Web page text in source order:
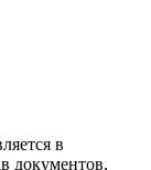
в
документов,